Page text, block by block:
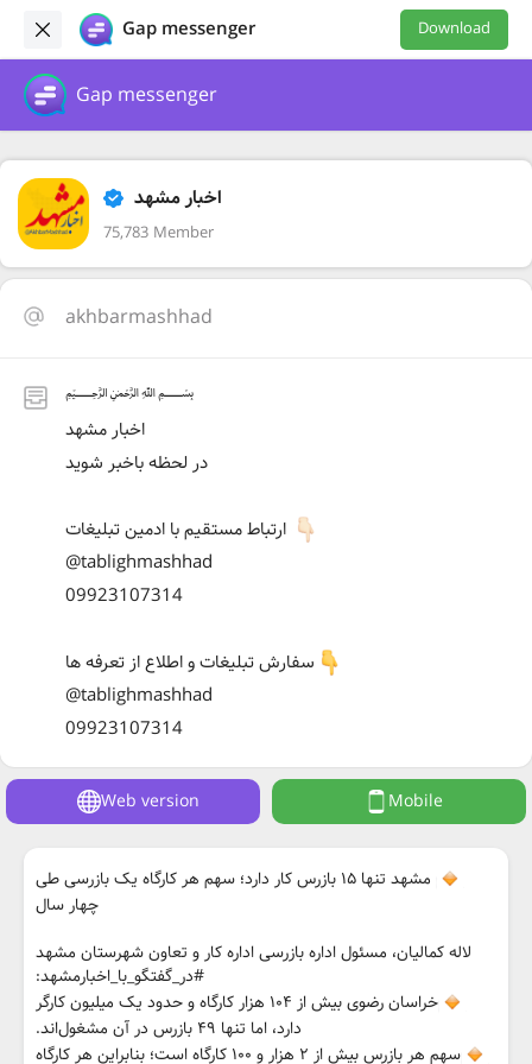
Gap messenger Download
Gap messenger
اخبار مشهد
75,783 Member
akhbarmashhad
﷽
اخبار مشهد
در لحظه باخبر شوید
@tablighmashhad
09923107314
سفارش تبلیغات و اطلاع از تعرفه ها
@tablighmashhad
09923107314
Web version Mobile
مشهد تنها ۱۵ بازرس کار دارد؛ سهم هر کارگاه یک بازرسی طی
چهار سال
لاله کمالیان، مسئول اداره بازرسی اداره کار و تعاون شهرستان مشهد
#در_گفتگو_با_اخبارمشهد:
خراسان رضوی بیش از ۱۰۴ هزار کارگاه و حدود یک میلیون کارگر
دارد، اما تنها ۴۹ بازرس در آن مشغول‌اند.
سهم هر بازرس بیش از ۲ هزار و ۱۰۰ کارگاه است؛ بنابراین هر کارگاه